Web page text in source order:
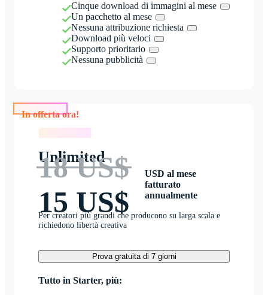
Cinque download di immagini al mese
Un pacchetto al mese
Nessuna attribuzione richiesta
Download più veloci
Supporto prioritario
Nessuna pubblicità
Unlimited
18 US$
15 US$
USD al mese
fatturato
annualmente
Per creatori più grandi che producono su larga scala e
richiedono libertà creativa
Prova gratuita di 7 giorni
Tutto in Starter, più: